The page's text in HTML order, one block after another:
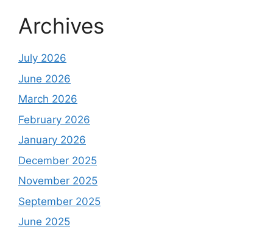
Archives
July 2026
June 2026
March 2026
February 2026
January 2026
December 2025
November 2025
September 2025
June 2025